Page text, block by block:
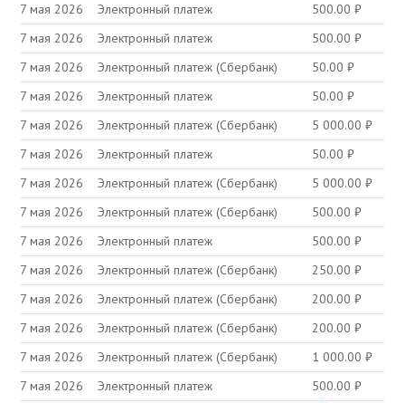
7 мая 2026
Электронный платеж 500.00₽
7 мая 2026
Электронный платеж 500.00₽
7 мая 2026
Электронный платеж (Сбербанк) 50.00₽
7 мая 2026
Электронный платеж 50.00₽
7 мая 2026
Электронный платеж (Сбербанк) 5 000.00₽
7 мая 2026
Электронный платеж 50.00₽
7 мая 2026
Электронный платеж (Сбербанк) 5 000.00₽
7 мая 2026
Электронный платеж (Сбербанк) 500.00₽
7 мая 2026
Электронный платеж 500.00₽
7 мая 2026
Электронный платеж (Сбербанк) 250.00₽
7 мая 2026
Электронный платеж (Сбербанк) 200.00₽
7 мая 2026
Электронный платеж (Сбербанк) 200.00₽
7 мая 2026
Электронный платеж (Сбербанк) 1 000.00₽
7 мая 2026
Электронный платеж 500.00₽